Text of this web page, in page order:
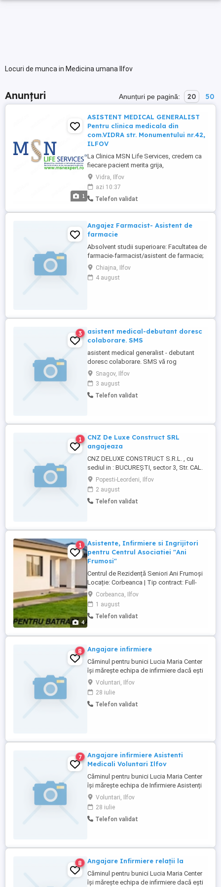
Locuri de munca in Medicina umana Ilfov
Anunțuri Anunțuri pe pagină: 20 50
1
ASISTENT MEDICAL GENERALIST
Pentru clinica medicala din
com.VIDRA str. Monumentului nr.42,
ILFOV
La Clinica MSN Life Services, credem ca
fiecare pacient merita grija,
profesionalism si empatie. Daca iti doresti
sa faci parte dintr-o echipa medicala
moderna, orientata catre calitate si
rezultate, te invitam sa ni te alaturi.
Vidra, Ilfov
azi 10:37
Telefon validat
Angajez Farmacist- Asistent de
farmacie
Absolvent studii superioare: Facultatea de
farmacie-farmacist/asistent de farmacie;
Certificat de membru al Colegiului
Farmacistilor, vizat pe anul 2022; Sa detii
bune abilitati de comunicare si relationare;
Chiajna, Ilfov
4 august
3
asistent medical-debutant doresc
colaborare. SMS
asistent medical generalist - debutant
doresc colaborare. SMS vă rog
Snagov, Ilfov
3 august
Telefon validat
1
CNZ De Luxe Construct SRL
angajeaza
CNZ DELUXE CONSTRUCT S.R.L. , cu
sediul in : BUCUREȘTI, sector 3, Str. CAL.
CĂLĂRAȘI, Nr. 321, Bl. 202, Sc. 1, Et. 8, Ap.
40, CUI: 23197565, ORC: J40 1876 2008
Angajeaza o UN MUNCITOR NECALIFICAT
IN CONSTRUCTII COD COR 931301 Salariu
Popesti-Leordeni, Ilfov
2 august
Telefon validat
4
1
Asistente, Infirmiere si Ingrijitori
pentru Centrul Asociatiei "Ani
Frumosi"
Centrul de Rezidență Seniori Ani Frumoși
Locație: Corbeanca | Tip contract: Full-
time (CIM), lucru în ture, intern Asociația
Ani Frumoși își extinde echipa pentru
centrul rezidențial premium, axat pe
servicii all-inclusive ca acasă într-un mediu
și dedicați, ...
Corbeanca, Ilfov
1 august
Telefon validat
8 Angajare infirmiere
Căminul pentru bunici Lucia Maria Center
își mărește echipa de infirmiere dacă ești
interesat a nu ezita să ne contactezi la
numărul de telefon ( tură de 24 de ore 360
lei minim 15 ture pe luna) Va mulțumesc
frumos!
Voluntari, Ilfov
28 iulie
Telefon validat
7
Angajare infirmiere Asistenti
Medicali Voluntari Ilfov
Căminul pentru bunici Lucia Maria Center
își mărește echipa de Infirmiere Asistenți
Medicali dacă ești interesat a nu ezita să
ne contactezi la numărul de telefon
Infirmiere ( tură de 24 de ore 360 lei minim
15 ture pe luna) Asistenți Medicali tură de
Voluntari, Ilfov
28 iulie
Telefon validat
8 Angajare Infirmiere relații la
Căminul pentru bunici Lucia Maria Center
își mărește echipa de infirmiere dacă ești